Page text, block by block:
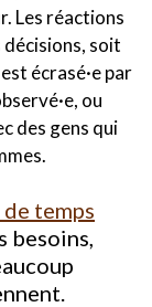
Les réactions
soit
écrasé·e par
ou
des gens qui
de temps
besoins,